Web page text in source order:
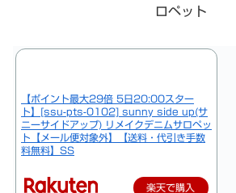
ロペット
【ポイント最大29倍 5日20:00スター
ト】[ssu-pts-0102] sunny side up(サ
ニーサイドアップ) リメイクデニムサロペッ
ト【メール便対象外】【送料・代引き手数
料無料】SS
楽天で購入